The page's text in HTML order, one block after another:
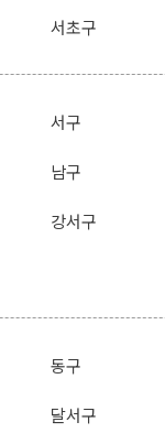
서초구
서구
남구
강서구
동구
달서구